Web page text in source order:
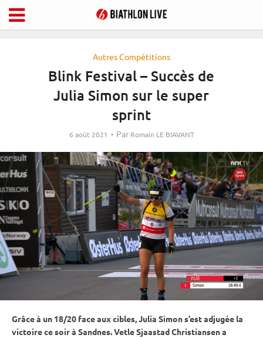
Autres Compétitions
Blink Festival – Succès de
Julia Simon sur le super
sprint
6 août 2021 Par Romain LE BIAVANT
Grâce à un 18/20 face aux cibles, Julia Simon s’est adjugée la
victoire ce soir à Sandnes. Vetle Sjaastad Christiansen a